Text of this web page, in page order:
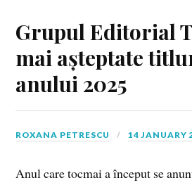
Grupul Editorial
mai așteptate
anului 2025
ROXANA PETRESCU 14 JANUARY
Anul care tocmai a început se